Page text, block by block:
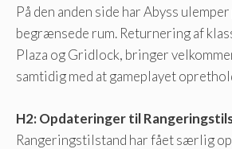
På den anden side har Abyss
begrænsede rum. Returnering af
Plaza og Gridlock, bringer
samtidig med at gameplayet
H2: Opdateringer til
Rangeringstilstand har fået særlig